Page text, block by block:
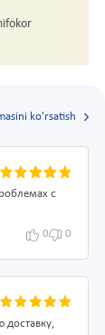
ko'rsatish
с
0 0
доставку,